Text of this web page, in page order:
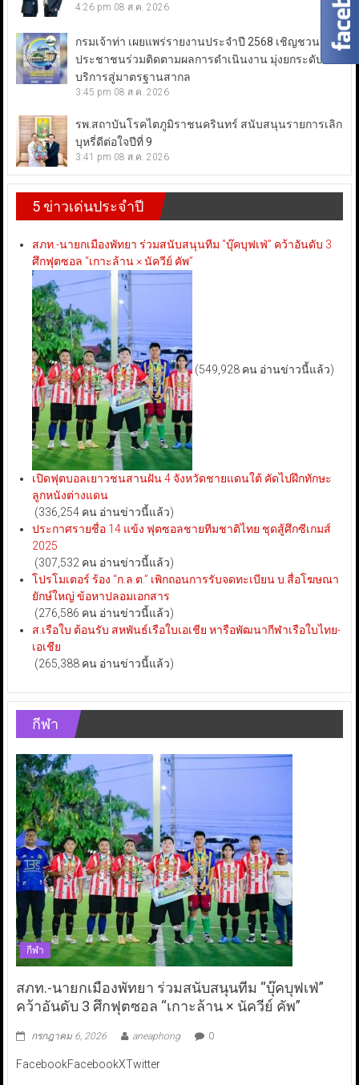
4:26 pm 08 ส.ค. 2026
กรมเจ้าท่า เผยแพร่รายงานประจำปี 2568 เชิญชวน
ประชาชนร่วมติดตามผลการดำเนินงาน มุ่งยกระดับการ
บริการสู่มาตรฐานสากล
3:45 pm 08 ส.ค. 2026
รพ.สถาบันโรคไตภูมิราชนครินทร์ สนับสนุนรายการเลิก
บุหรี่ดีต่อใจปีที่ 9
3:41 pm 08 ส.ค. 2026
5 ข่าวเด่นประจำปี
สภท.-นายกเมืองพัทยา ร่วมสนับสนุนทีม “บุ๊คบุฟเฟ่” คว้าอันดับ 3
ศึกฟุตซอล “เกาะล้าน × นัควีย์ คัพ”
(549,928 คน อ่านข่าวนี้แล้ว)
เปิดฟุตบอลเยาวชนสานฝัน 4 จังหวัดชายแดนใต้ คัดไปฝึกทักษะ
ลูกหนังต่างแดน
(336,254 คน อ่านข่าวนี้แล้ว)
ประกาศรายชื่อ 14 แข้ง ฟุตซอลชายทีมชาติไทย ชุดสู้ศึกซีเกมส์
2025
(307,532 คน อ่านข่าวนี้แล้ว)
โปรโมเตอร์ ร้อง “ก.ล.ต.” เพิกถอนการรับจดทะเบียน บ.สื่อโฆษณา
ยักษ์ใหญ่ ข้อหาปลอมเอกสาร
(276,586 คน อ่านข่าวนี้แล้ว)
ส.เรือใบ ต้อนรับ สหพันธ์เรือใบเอเชีย หารือพัฒนากีฬาเรือใบไทย-
เอเชีย
(265,388 คน อ่านข่าวนี้แล้ว)
กีฬา
กีฬา
สภท.-นายกเมืองพัทยา ร่วมสนับสนุนทีม “บุ๊คบุฟเฟ่”
คว้าอันดับ 3 ศึกฟุตซอล “เกาะล้าน × นัควีย์ คัพ”
กรกฎาคม 6, 2026 aneaphong 0
FacebookFacebookXTwitter